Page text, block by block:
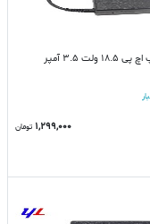
3.5 آمپر
1,299,000 تومان